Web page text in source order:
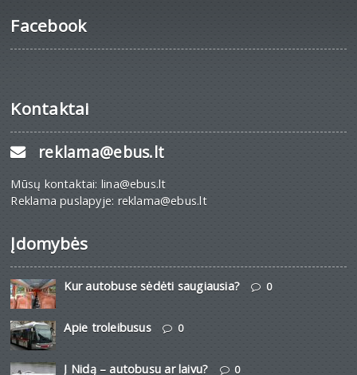
Facebook
Kontaktai
reklama@ebus.lt
Mūsų kontaktai: lina@ebus.lt
Reklama puslapyje: reklama@ebus.lt
Įdomybės
Kur autobuse sėdėti saugiausia? 0
Apie troleibusus 0
Į Nidą – autobusu ar laivu? 0